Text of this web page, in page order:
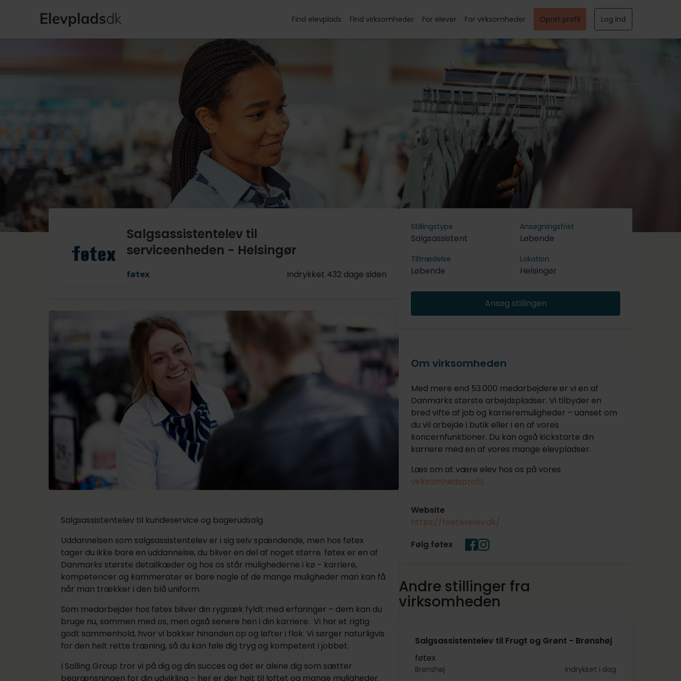
Find elevplads Find virksomheder For elever For virksomheder Opret profil Log ind
Salgsassistentelev til
serviceenheden - Helsingør
føtex Indrykket 432 dage siden
Salgsassistentelev til kundeservice og bagerudsalg
Uddannelsen som salgsassistentelev er i sig selv spændende, men hos føtex
tager du ikke bare en uddannelse, du bliver en del af noget større. føtex er en af
Danmarks største detailkæder og hos os står mulighederne i kø - karriere,
kompetencer og kammerater er bare nogle af de mange muligheder man kan få
når man trækker i den blå uniform.
Som medarbejder hos føtex bliver din rygsæk fyldt med erfaringer – dem kan du
bruge nu, sammen med os, men også senere hen i din karriere. Vi har et rigtig
godt sammenhold, hvor vi bakker hinanden op og løfter i flok. Vi sørger naturligvis
for den helt rette træning, så du kan føle dig tryg og kompetent i jobbet.
I Salling Group tror vi på dig og din succes og det er alene dig som sætter
begrænsningen for din udvikling – her er der højt til loftet og mange muligheder.
Stillingstype
Salgsassistent
Ansøgningsfrist
Løbende
Tiltrædelse
Løbende
Lokation
Helsingør
Ansøg stillingen
Om virksomheden
Med mere end 53.000 medarbejdere er vi en af
Danmarks største arbejdspladser. Vi tilbyder en
bred vifte af job og karrieremuligheder – uanset om
du vil arbejde i butik eller i en af vores
koncernfunktioner. Du kan også kickstarte din
karriere med en af vores mange elevpladser.
Læs om at være elev hos os på vores
virksomhedsprofil.
Website
https://foetexelev.dk/
Følg føtex
Andre stillinger fra
virksomheden
Salgsassistentelev til Frugt og Grønt - Brønshøj
føtex
Brønshøj Indrykket i dag